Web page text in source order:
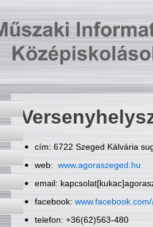
cím: 6722 Szeged Kálvária
web: www.agoraszeged.hu
email:
facebook:
telefon: +36(62)563-480